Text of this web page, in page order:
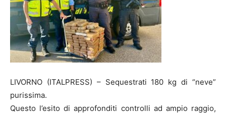
LIVORNO (ITALPRESS) – Sequestrati 180 kg di “neve”
purissima.
Questo l’esito di approfonditi controlli ad ampio raggio,